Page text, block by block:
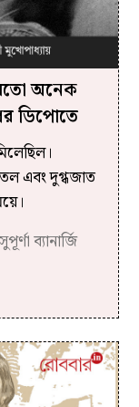
মতো অনেক
ডিপোতে
এবং দুগ্ধজাত
ব্যানার্জি